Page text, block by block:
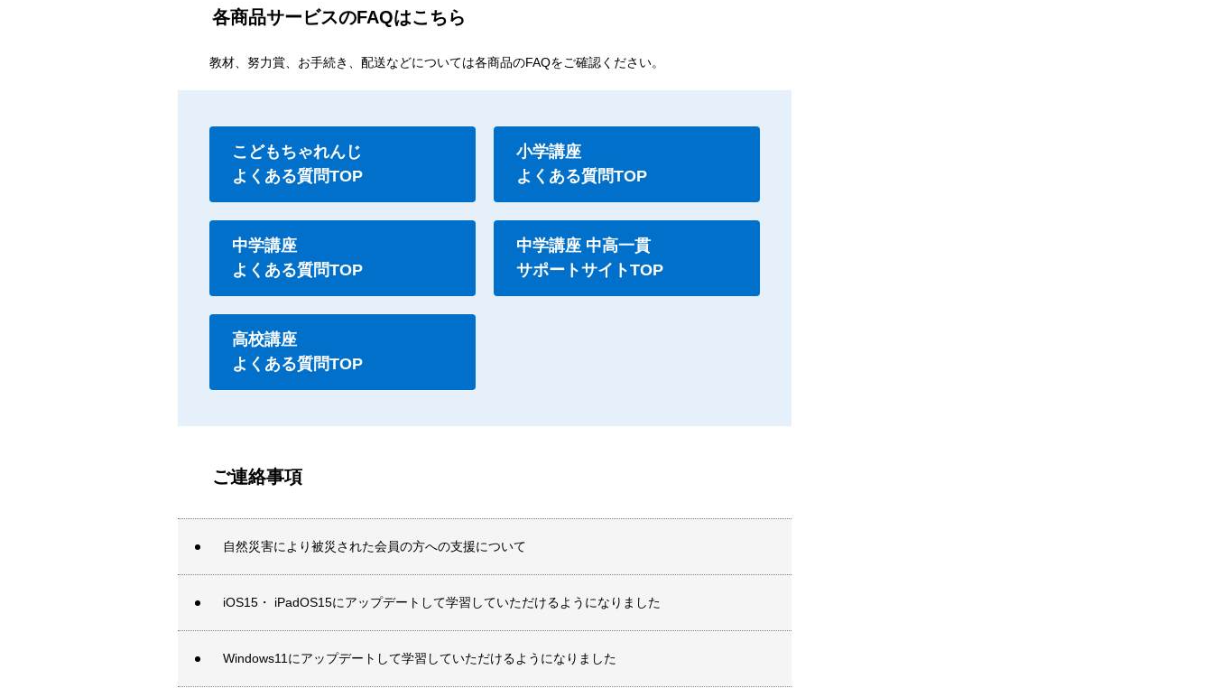
各商品サービスのFAQはこちら
教材、努力賞、お手続き、配送などについては各商品のFAQをご確認ください。
こどもちゃれんじ
よくある質問TOP
小学講座
よくある質問TOP
中学講座
よくある質問TOP
中学講座 中高一貫
サポートサイトTOP
高校講座
よくある質問TOP
ご連絡事項
自然災害により被災された会員の方への支援について
iOS15・ iPadOS15にアップデートして学習していただけるようになりました
Windows11にアップデートして学習していただけるようになりました